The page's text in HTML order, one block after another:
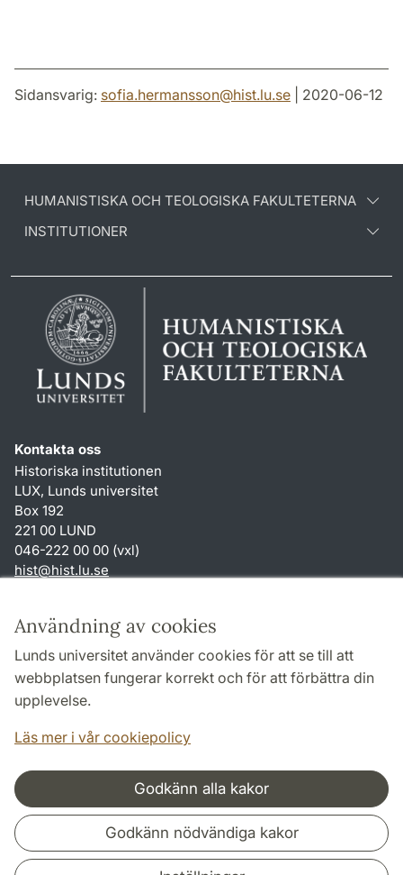
Användning av cookies
Lunds universitet använder cookies för att se till att
webbplatsen fungerar korrekt och för att förbättra din
upplevelse.
Läs mer i vår cookiepolicy
Godkänn alla kakor
Godkänn nödvändiga kakor
Sidansvarig: sofia.hermansson@hist.lu.se | 2020-06-12
HUMANISTISKA OCH TEOLOGISKA FAKULTETERNA
INSTITUTIONER
Kontakta oss
Historiska institutionen
LUX, Lunds universitet
Box 192
221 00 LUND
046-222 00 00 (vxl)
hist@hist.lu.se
Genvägar
Om webbplatsen och cookies
Behandling av personuppgifter
Tillgänglighetsredogörelse
Samarbeten och nätverk